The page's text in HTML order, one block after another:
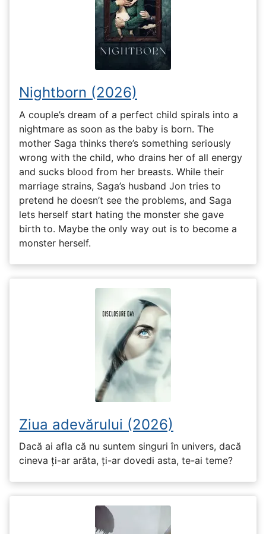
Nightborn (2026)
A couple’s dream of a perfect child spirals into a
nightmare as soon as the baby is born. The
mother Saga thinks there’s something seriously
wrong with the child, who drains her of all energy
and sucks blood from her breasts. While their
marriage strains, Saga’s husband Jon tries to
pretend he doesn’t see the problems, and Saga
lets herself start hating the monster she gave
birth to. Maybe the only way out is to become a
monster herself.
Ziua adevărului (2026)
Dacă ai afla că nu suntem singuri în univers, dacă
cineva ți-ar arăta, ți-ar dovedi asta, te-ai teme?